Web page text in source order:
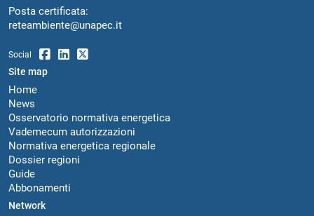
Posta certificata:
reteambiente@unapec.it
Social
Site map
Home
News
Osservatorio normativa energetica
Vademecum autorizzazioni
Normativa energetica regionale
Dossier regioni
Guide
Abbonamenti
Network